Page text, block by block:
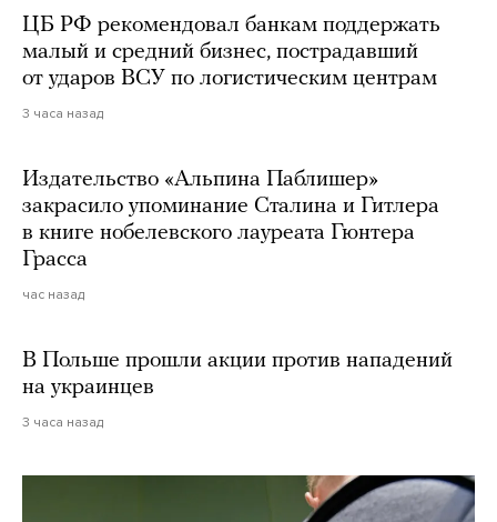
ЦБ РФ рекомендовал банкам поддержать
малый и средний бизнес, пострадавший
от ударов ВСУ по логистическим центрам
3 часа назад
Издательство «Альпина Паблишер»
закрасило упоминание Сталина и Гитлера
в книге нобелевского лауреата Гюнтера
Грасса
час назад
В Польше прошли акции против нападений
на украинцев
3 часа назад